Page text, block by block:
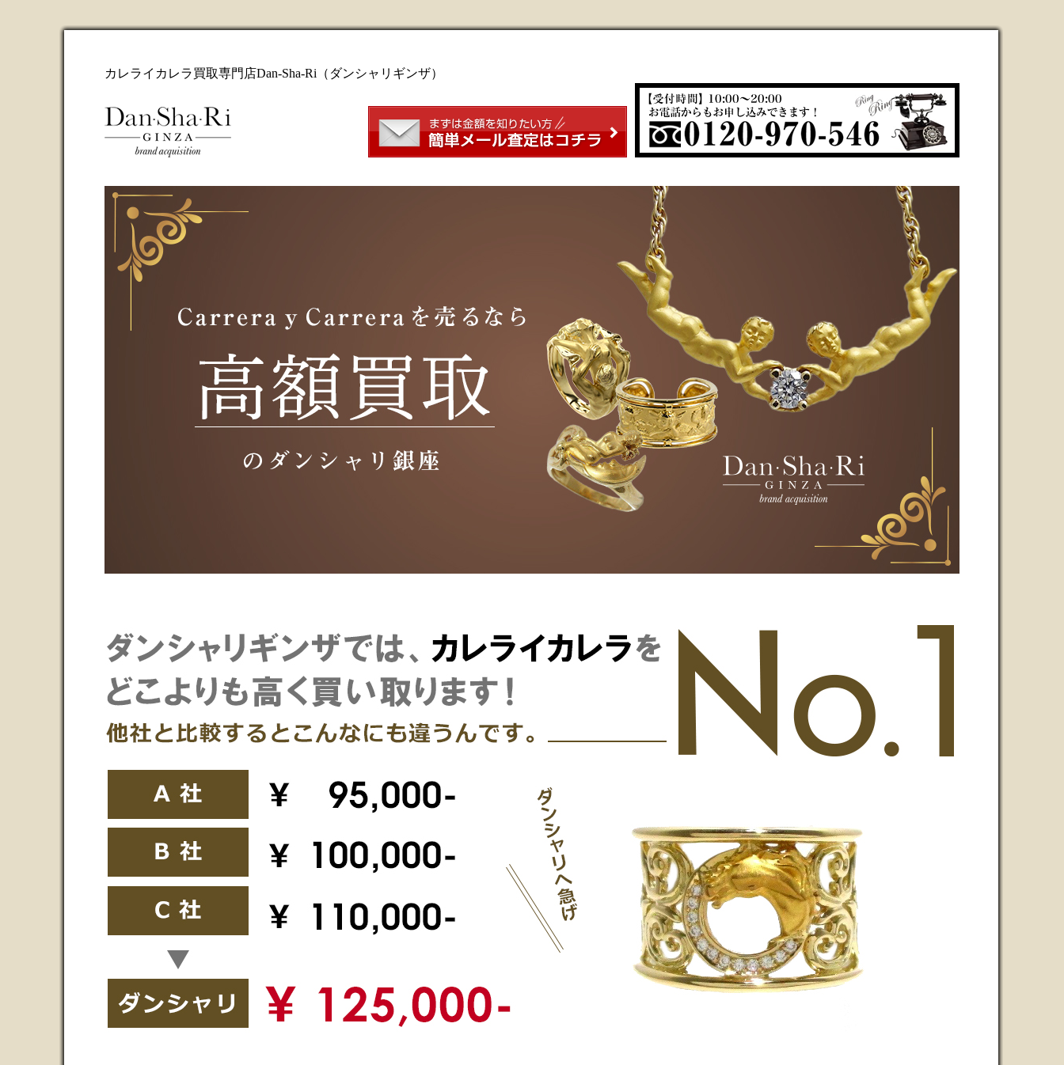
カレライカレラ買取専門店Dan-Sha-Ri（ダンシャリギンザ）